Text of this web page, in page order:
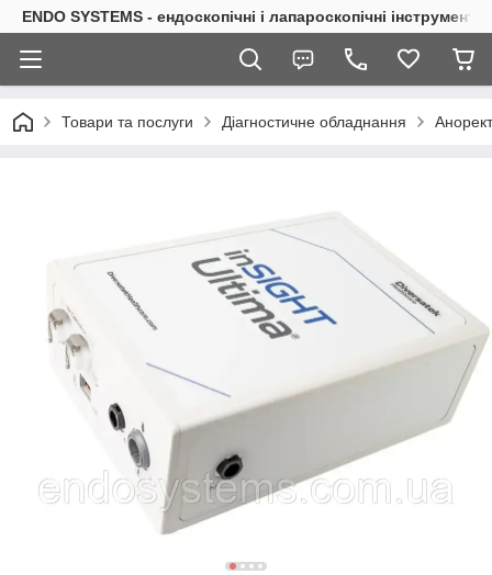
ENDO SYSTEMS - ендоскопічні і лапароскопічні інструменти
Товари та послуги Діагностичне обладнання